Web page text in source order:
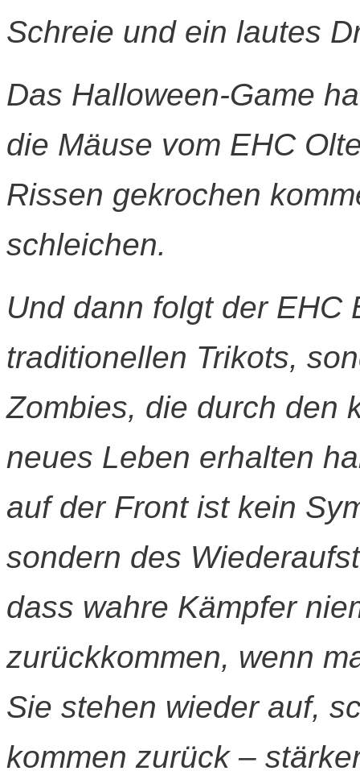
Schreie und ein lautes
Das Halloween-Game
die Mäuse vom EHC
Rissen gekrochen
schleichen.
Und dann folgt der
traditionellen Trikots,
Zombies, die durch den
neues Leben erhalten
auf der Front ist kein
sondern des
dass wahre Kämpfer
zurückkommen, wenn
Sie stehen wieder auf,
kommen zurück –